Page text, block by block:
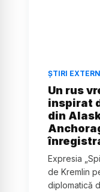
ȘTIRI
Un rus
inspirat
din
Expresia
de Kremlin
diplomatică